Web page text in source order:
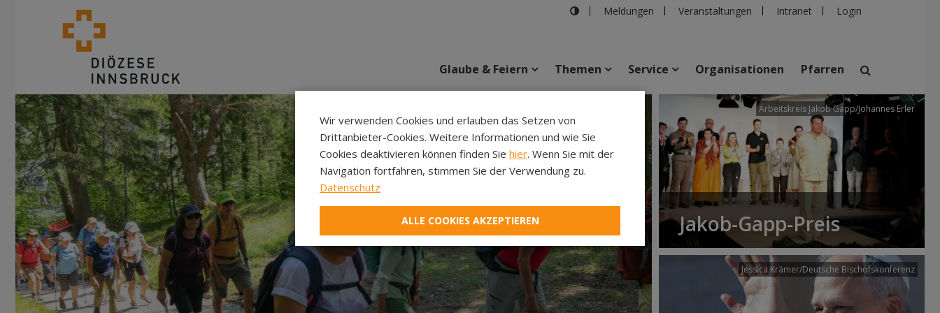
Meldungen Veranstaltungen Intranet Login
suchen
Veranstaltungen Personen Pfarren Einrichtungen
Glaube & Feiern Themen Service Organisationen Pfarren
Arbeitskreis Jakob Gapp/Johannes Erler
Jakob-Gapp-Preis
Jessica Krämer/Deutsche Bischofskonferenz
Wir verwenden Cookies und erlauben das Setzen von
Drittanbieter-Cookies. Weitere Informationen und wie Sie
Cookies deaktivieren können finden Sie hier. Wenn Sie mit der
Navigation fortfahren, stimmen Sie der Verwendung zu.
Datenschutz
ALLE COOKIES AKZEPTIEREN